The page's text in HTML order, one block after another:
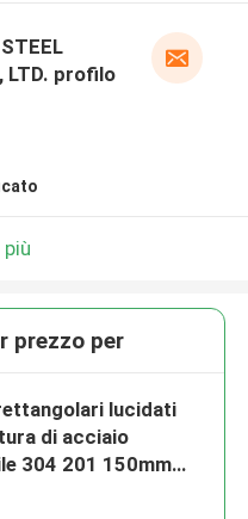
LTD. profilo
prezzo per
lucidati
di acciaio
304 201 150mm